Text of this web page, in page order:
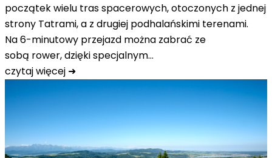
początek wielu tras spacerowych, otoczonych z jednej
strony Tatrami, a z drugiej podhalańskimi terenami.
Na 6-minutowy przejazd można zabrać ze
sobą rower, dzięki specjalnym…
czytaj więcej ➜